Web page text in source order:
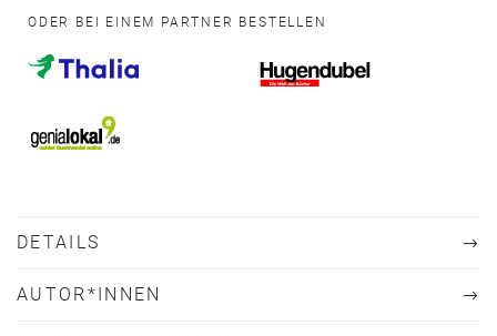
ODER BEI EINEM PARTNER BESTELLEN
DETAILS
AUTOR*INNEN